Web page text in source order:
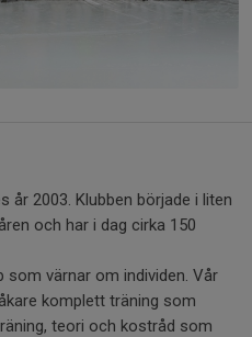
år 2003. Klubben började i liten
och har i dag cirka 150
som värnar om individen. Vår
komplett träning som
teori och kostråd som